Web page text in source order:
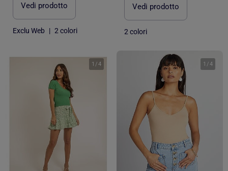
Vedi prodotto
Exclu Web | 2 colori
Vedi prodotto
2 colori
1 /4 1 /4